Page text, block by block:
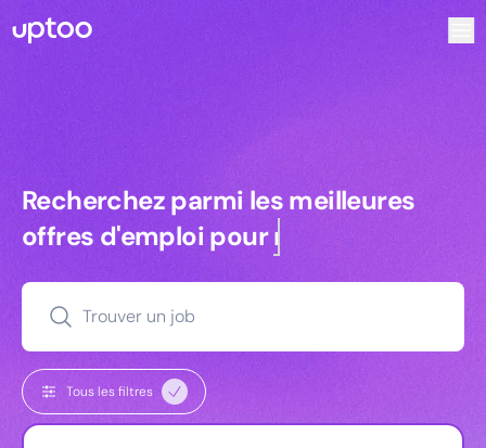
Recherchez parmi les meilleures
Recherchez parmi les meilleures
offres d'emploi pourcommerciaux
Trouver un job
Tous les filtres